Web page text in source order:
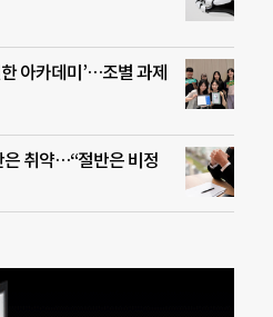
아카데미’…조별 과제
은 취약…“절반은 비정